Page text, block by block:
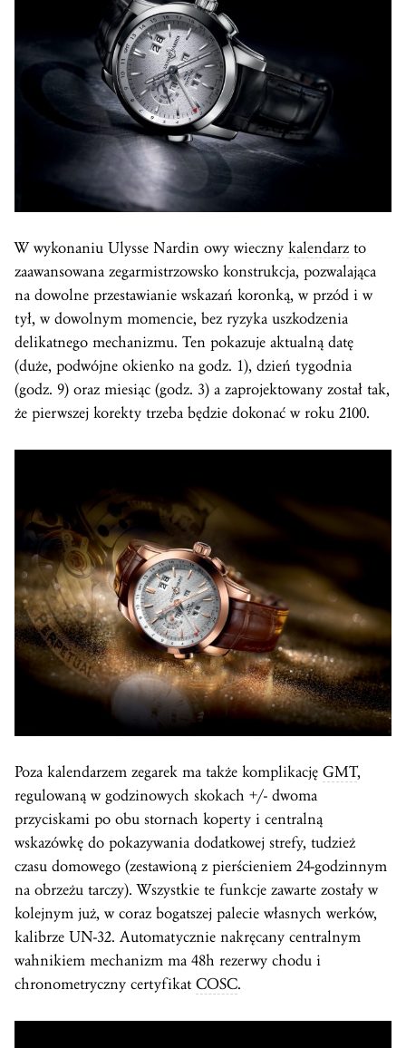
W wykonaniu Ulysse Nardin owy wieczny kalendarz to
zaawansowana zegarmistrzowsko konstrukcja, pozwalająca
na dowolne przestawianie wskazań koronką, w przód i w
tył, w dowolnym momencie, bez ryzyka uszkodzenia
delikatnego mechanizmu. Ten pokazuje aktualną datę
(duże, podwójne okienko na godz. 1), dzień tygodnia
(godz. 9) oraz miesiąc (godz. 3) a zaprojektowany został tak,
że pierwszej korekty trzeba będzie dokonać w roku 2100.
Poza kalendarzem zegarek ma także komplikację GMT,
regulowaną w godzinowych skokach +/- dwoma
przyciskami po obu stornach koperty i centralną
wskazówkę do pokazywania dodatkowej strefy, tudzież
czasu domowego (zestawioną z pierścieniem 24-godzinnym
na obrzeżu tarczy). Wszystkie te funkcje zawarte zostały w
kolejnym już, w coraz bogatszej palecie własnych werków,
kalibrze UN-32. Automatycznie nakręcany centralnym
wahnikiem mechanizm ma 48h rezerwy chodu i
chronometryczny certyfikatCOSC.